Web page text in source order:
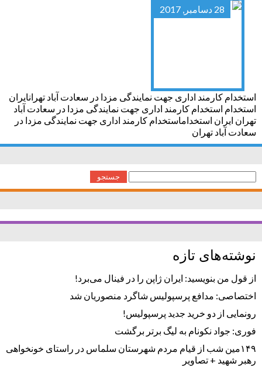
28 دسامبر, 2017
استخدام کارمند اداری جهت نمایندگی مزدا در سعادت آباد تهرانایران
استخدام استخدام کارمند اداری جهت نمایندگی مزدا در سعادت آباد
تهران ایران استخداماستخدام کارمند اداری جهت نمایندگی مزدا در
سعادت آباد تهران
جستجو
برای:
نوشته‌های تازه
از قول من بنویسید: ایران ژاپن را در فینال می‌برد!
اختصاصی: مدافع پرسپولیس شاگرد منصوریان شد
رونمایی از دو خرید جدید پرسپولیس!
فوری: جواد نکونام به لیگ برتر برگشت
۱۴۹مین شب از قیام مردم شهرستان سلماس در راستای خونخواهی
رهبر شهید + تصاویر